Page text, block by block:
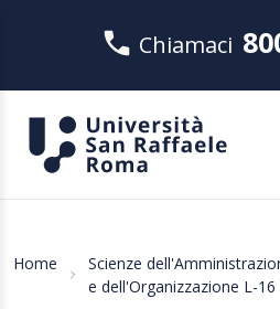
Chiamaci
Home
Scienze
e dell'Organizzazione L-16